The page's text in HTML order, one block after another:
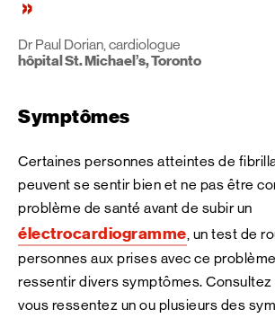
Dr Paul Dorian, cardiologue
hôpital St. Michael’s, Toronto
Symptômes
Certaines personnes atteintes de
peuvent se sentir bien et ne pas être
problème de santé avant de subir un
électrocardiogramme, un test de
personnes aux prises avec ce
ressentir divers symptômes.
vous ressentez un ou plusieurs des